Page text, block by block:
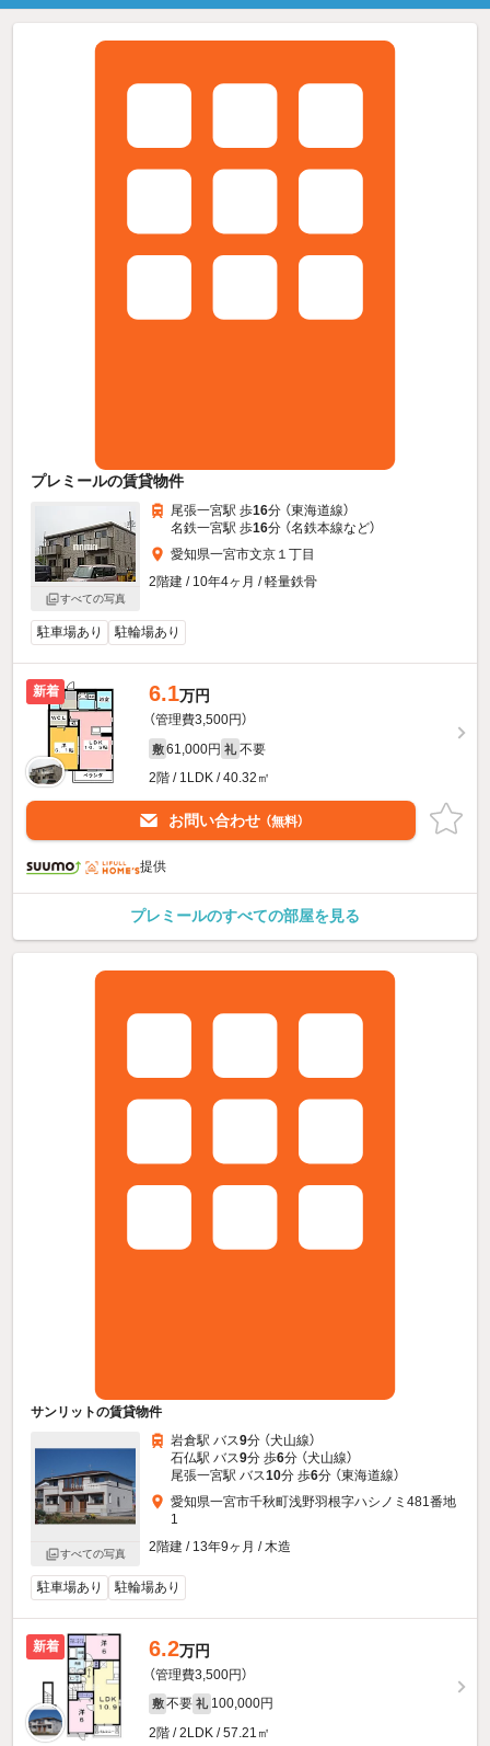
プレミールの賃貸物件
すべての写真
尾張一宮駅 歩16分 （東海道線）
名鉄一宮駅 歩16分 （名鉄本線など）
愛知県一宮市文京１丁目
2階建 / 10年4ヶ月 / 軽量鉄骨
駐車場あり 駐輪場あり
新着 6.1万円
（管理費3,500円）
敷 61,000円 礼 不要
2階 / 1LDK / 40.32㎡
お問い合わせ （無料）
提供
プレミールのすべての部屋を見る
サンリットの賃貸物件
すべての写真
岩倉駅 バス9分 （犬山線）
石仏駅 バス9分 歩6分 （犬山線）
尾張一宮駅 バス10分 歩6分 （東海道線）
愛知県一宮市千秋町浅野羽根字ハシノミ481番地
1
2階建 / 13年9ヶ月 / 木造
駐車場あり 駐輪場あり
新着 6.2万円
（管理費3,500円）
敷 不要 礼 100,000円
2階 / 2LDK / 57.21㎡